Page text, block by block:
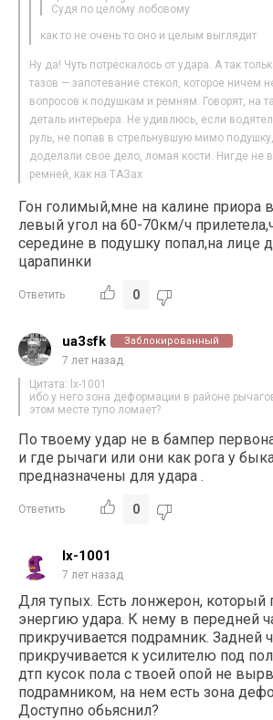
Судя по целому лобовому
как то не очень то оно и целым выглядит
Ну да! Чуть потрескалось от удара. А так
тазов — запотевание стекол, которое ничем
вопросов к подушкам и ремням. Говорят, на
деталь интерьера. Не удивлюсь, если
руль, не попав в стрельнувшую мимо
доделали свое дело, ломая кости. Нигде не
ремней, как на ТАЗах
Гон голимый,мне на калине приора
левый угол на 60-70км/ч
середине в подушку попал,на лице
царапинки
Ответить 0
ua3sfk Заблокированный
7 лет назад
Цитата: lx-1001
ибо у него зона деформации в районе
этом месте тупо ломает?
По твоему удар не в бампер
и где рычаги или они как рога у
предназначены для удара .
Ответить 0
lx-1001
7 лет назад
Для тупых. Есть лонжерон, который
энергию удара. К нему в передней
прикручивается подрамник. Задней
прикручивается к усилителю под
дтп кусок пола с твоей опой не
подрамником, на нем есть зона
Доступно обьяснил?